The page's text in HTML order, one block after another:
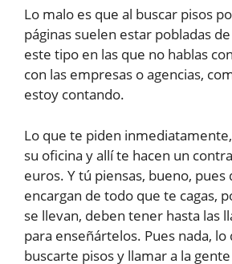
Lo malo es que al buscar pisos
páginas suelen estar pobladas
este tipo en las que no hablas
con las empresas o agencias,
estoy contando.
Lo que te piden
su oficina y allí te hacen un
euros. Y tú piensas, bueno, pues
encargan de todo que te cagas,
se llevan, deben tener hasta las
para enseñártelos. Pues nada, lo
buscarte pisos y llamar a la